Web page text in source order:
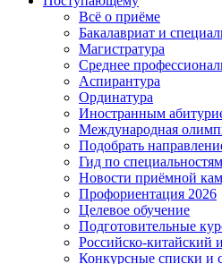
Всё о приёме
Бакалавриат и
Магистратура
Среднее
Аспирантура
Ординатура
Иностранным
Международная
Подобрать
Гид по специальностям
Новости приёмной
Профориентация 2026
Целевое обучение
Подготовительные
Российско-китайский
Конкурсные списки и